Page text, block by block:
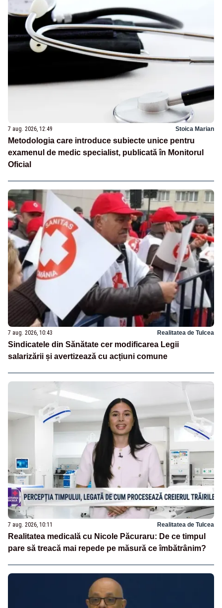
7 aug. 2026, 12:49 Stoica Marian
Metodologia care introduce subiecte unice pentru
examenul de medic specialist, publicată în Monitorul
Oficial
7 aug. 2026, 10:43 Realitatea de Tulcea
Sindicatele din Sănătate cer modificarea Legii
salarizării și avertizează cu acțiuni comune
7 aug. 2026, 10:11 Realitatea de Tulcea
Realitatea medicală cu Nicole Păcuraru: De ce timpul
pare să treacă mai repede pe măsură ce îmbătrânim?